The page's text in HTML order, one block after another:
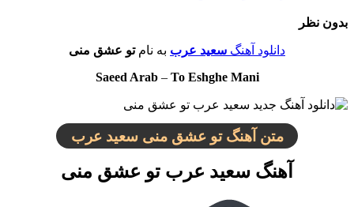
بدون نظر
دانلود آهنگ سعید عرب به نامتو عشق منی
Saeed Arab– To Eshghe Mani
متن آهنگ تو عشق منی سعید عرب
آهنگ سعید عرب تو عشق منی